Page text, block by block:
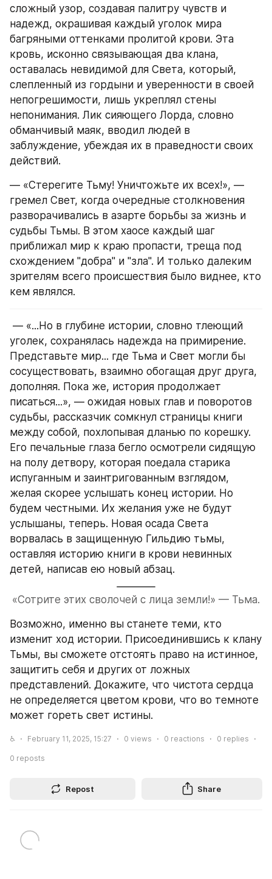
сложный узор, создавая палитру чувств и
надежд, окрашивая каждый уголок мира
багряными оттенками пролитой крови. Эта
кровь, исконно связывающая два клана,
оставалась невидимой для Света, который,
слепленный из гордыни и уверенности в своей
непогрешимости, лишь укреплял стены
непонимания. Лик сияющего Лорда, словно
обманчивый маяк, вводил людей в
заблуждение, убеждая их в праведности своих
действий.
ㅤ— «Стерегите Тьму! Уничтожьте их всех!», —
гремел Свет, когда очередные столкновения
разворачивались в азарте борьбы за жизнь и
судьбы Тьмы. В этом хаосе каждый шаг
приближал мир к краю пропасти, треща под
схождением "добра" и "зла". И только далеким
зрителям всего происшествия было виднее, кто
кем являлся.
уголек, сохранялась надежда на примирение.
Представьте мир... где Тьма и Свет могли бы
сосуществовать, взаимно обогащая друг друга,
дополняя. Пока же, история продолжает
писаться...», — ожидая новых глав и поворотов
судьбы, рассказчик сомкнул страницы книги
между собой, похлопывая дланью по корешку.
Его печальные глаза бегло осмотрели сидящую
на полу детвору, которая поедала старика
испуганным и заинтригованным взглядом,
желая скорее услышать конец истории. Но
будем честными. Их желания уже не будут
услышаны, теперь. Новая осада Света
ворвалась в защищенную Гильдию тьмы,
оставляя историю книги в крови невинных
детей, написав ею новый абзац.
«Сотрите этих сволочей с лица земли!» — Тьма.
ㅤВозможно, именно вы станете теми, кто
изменит ход истории. Присоединившись к клану
Тьмы, вы сможете отстоять право на истинное,
защитить себя и других от ложных
представлений. Докажите, что чистота сердца
не определяется цветом крови, что во темноте
может гореть свет истины.
♿ February 11, 2025, 15:27 0 views 0 reactions 0 replies
0 reposts
Repost Share